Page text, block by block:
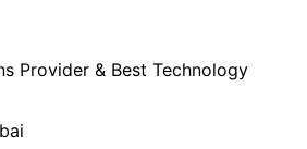
Provider & Best Technology